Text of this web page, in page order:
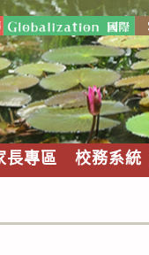
長專區 校務系統